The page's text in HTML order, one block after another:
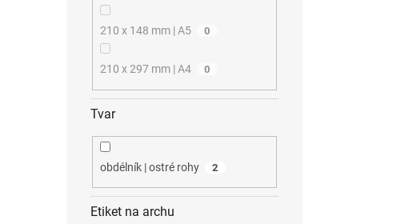
210 x 148 mm | A5 0
210 x 297 mm | A4 0
Tvar
obdélník | ostré rohy 2
Etiket na archu